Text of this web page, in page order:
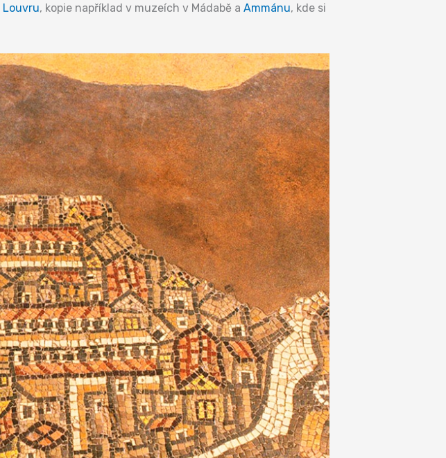
Louvru, kopie například v muzeích v Mádabě a Ammánu, kde si